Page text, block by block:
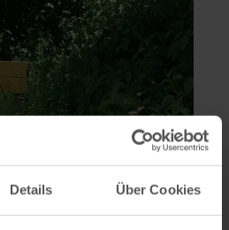
Details Über Cookies